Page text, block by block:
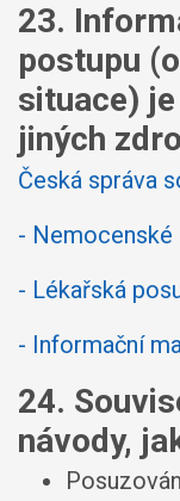
23.
postupu
situace)
jiných
Česká správa
-
- Lékařská
- Informační
24.
návody,